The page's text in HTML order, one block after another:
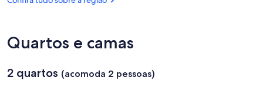
Serra
Quartos e camas
2 quartos (acomoda 2 pessoas)